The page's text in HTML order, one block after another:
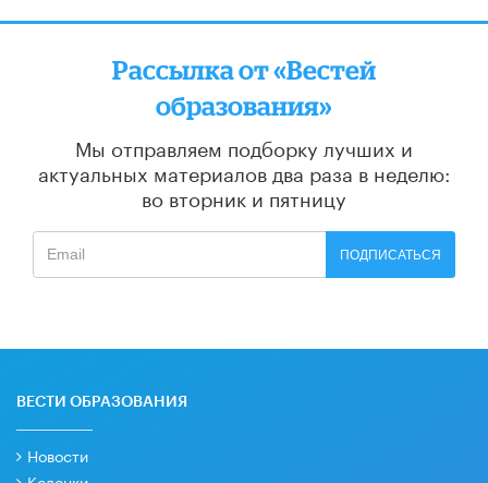
Рассылка от «Вестей
образования»
Мы отправляем подборку лучших и
актуальных материалов два раза в неделю:
во вторник и пятницу
ПОДПИСАТЬСЯ
ВЕСТИ ОБРАЗОВАНИЯ
Новости